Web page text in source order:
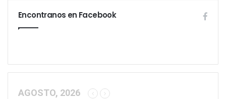
s
e
c
Encontranos en Facebook
AGOSTO, 2026